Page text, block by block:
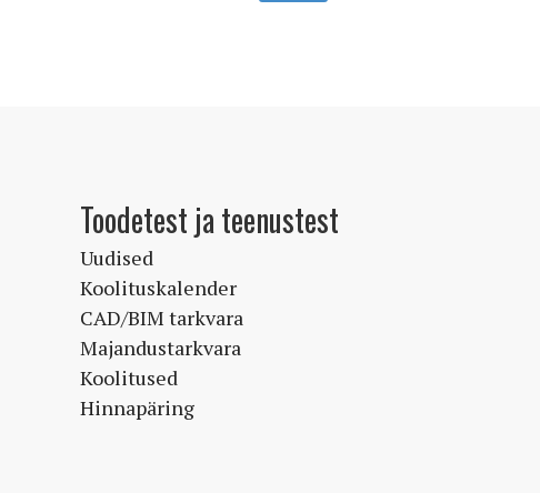
Toodetest ja teenustest
Uudised
Koolituskalender
CAD/BIM tarkvara
Majandustarkvara
Koolitused
Hinnapäring